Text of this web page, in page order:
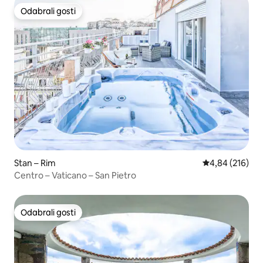
Odabrali gosti
Odabrali gosti
Stan – Rim Prosječna
4,84 (216)
Centro – Vaticano – San Pietro
Odabrali gosti
Odabrali gosti